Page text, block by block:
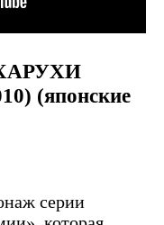
(японские
серии